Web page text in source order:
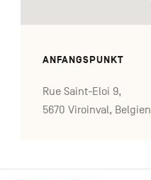
ANFANGSPUNKT
Rue Saint-Eloi 9,
5670 Viroinval, Belgien